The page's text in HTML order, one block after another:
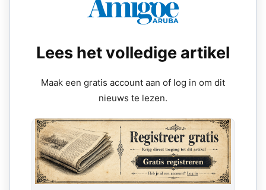
Lees het volledige artikel
Maak een gratis account aan of log in om dit
nieuws te lezen.